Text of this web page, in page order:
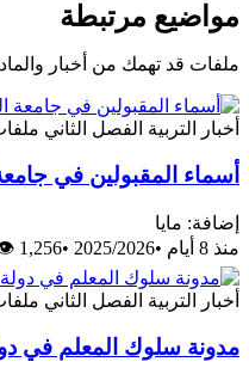
مواضيع مرتبطة
ملفات قد تهمك من أخبار
أخبار التربية الفصل الثاني
أسماء المقبولين في
إضافة: مايا
منذ 8 أيام
•
2025/2026
•
1,256
أخبار التربية الفصل الثاني
مدونة سلوك المعلم في